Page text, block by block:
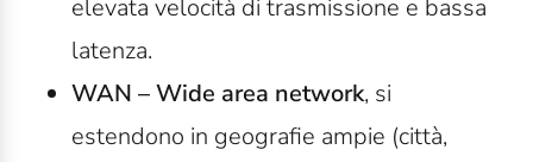
elevata velocità di trasmissione e bassa
latenza.
WAN – Wide area network, si
estendono in geografie ampie (città,